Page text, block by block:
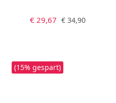
Verkaufspreis:
€ 29,67 Regulärer Preis:
€ 34,90
(15% gespart)